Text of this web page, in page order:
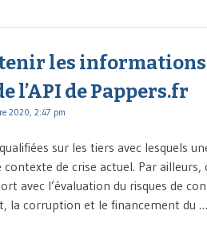
les
l’API de Pappers.fr
2020, 2:47 pm
sur les tiers avec lesquels
de crise actuel. Par
avec l’évaluation du risques de
la corruption et le financement du …